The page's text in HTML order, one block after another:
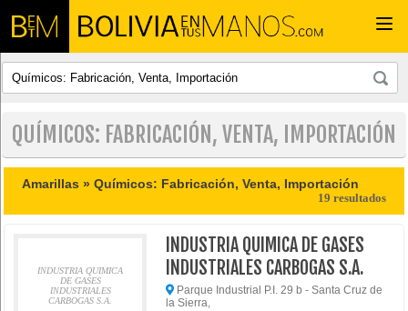
QUÍMICOS: FABRICACIÓN, VENTA, IMPORTACIÓN
Amarillas »Químicos: Fabricación, Venta, Importación
19 resultados
INDUSTRIA QUIMICA
DE GASES
INDUSTRIALES
CARBOGAS S.A.
INDUSTRIA QUIMICA DE GASES
INDUSTRIALES CARBOGAS S.A.
Parque Industrial P.I. 29 b - Santa Cruz de
la Sierra,